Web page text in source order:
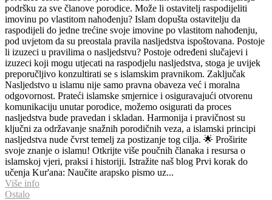
podršku za sve članove porodice. Može li ostavitelj raspodijeliti
imovinu po vlastitom nahođenju? Islam dopušta ostavitelju da
raspodijeli do jedne trećine svoje imovine po vlastitom nahođenju,
pod uvjetom da su preostala pravila nasljedstva ispoštovana. Postoje
li izuzeci u pravilima o nasljedstvu? Postoje određeni slučajevi i
izuzeci koji mogu utjecati na raspodjelu nasljedstva, stoga je uvijek
preporučljivo konzultirati se s islamskim pravnikom. Zaključak
Nasljedstvo u islamu nije samo pravna obaveza već i moralna
odgovornost. Prateći islamske smjernice i osiguravajući otvorenu
komunikaciju unutar porodice, možemo osigurati da proces
nasljedstva bude pravedan i skladan. Harmonija i pravičnost su
ključni za održavanje snažnih porodičnih veza, a islamski principi
nasljedstva nude čvrst temelj za postizanje tog cilja. 🌟 Proširite
svoje znanje o islamu! Otkrijte više poučnih članaka i resursa o
islamskoj vjeri, praksi i historiji. Istražite naš blog Prvi korak do
učenja Kur'ana: Naučite arapsko pismo uz...
Više info
Ostalo